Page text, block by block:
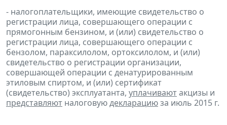
- налогоплательщики, имеющие свидетельство о
регистрации лица, совершающего операции с
прямогонным бензином, и (или) свидетельство о
регистрации лица, совершающего операции с
бензолом, параксилолом, ортоксилолом, и (или)
свидетельство о регистрации организации,
совершающей операции с денатурированным
этиловым спиртом, и (или) сертификат
(свидетельство) эксплуатанта, уплачиваютакцизы и
представляют налоговуюдекларациюза июль 2015 г.